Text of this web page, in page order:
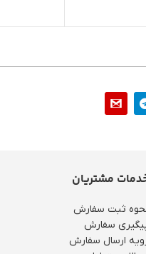
مشتریان
ثبت سفارش
سفارش
ارسال سفارش